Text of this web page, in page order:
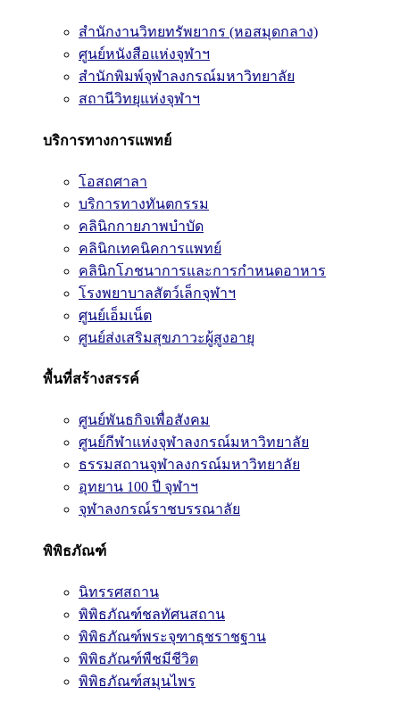
สำนักงานวิทยทรัพยากร (หอสมุดกลาง)
ศูนย์หนังสือแห่งจุฬาฯ
สำนักพิมพ์จุฬาลงกรณ์มหาวิทยาลัย
สถานีวิทยุแห่งจุฬาฯ
บริการทางการแพทย์
โอสถศาลา
บริการทางทันตกรรม
คลินิกกายภาพบำบัด
คลินิกเทคนิคการแพทย์
คลินิกโภชนาการและการกำหนดอาหาร
โรงพยาบาลสัตว์เล็กจุฬาฯ
ศูนย์เอ็มเน็ต
ศูนย์ส่งเสริมสุขภาวะผู้สูงอายุ
พื้นที่สร้างสรรค์
ศูนย์พันธกิจเพื่อสังคม
ศูนย์กีฬาแห่งจุฬาลงกรณ์มหาวิทยาลัย
ธรรมสถานจุฬาลงกรณ์มหาวิทยาลัย
อุทยาน 100 ปี จุฬาฯ
จุฬาลงกรณ์ราชบรรณาลัย
พิพิธภัณฑ์
นิทรรศสถาน
พิพิธภัณฑ์ชลทัศนสถาน
พิพิธภัณฑ์พระจุฑาธุชราชฐาน
พิพิธภัณฑ์พืชมีชีวิต
พิพิธภัณฑ์สมุนไพร